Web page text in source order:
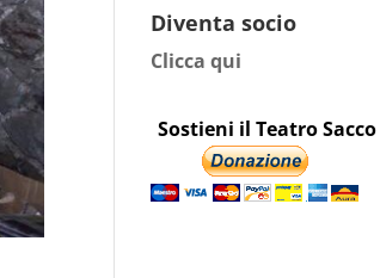
Diventa socio
Clicca qui
Sostieni il Teatro Sacco